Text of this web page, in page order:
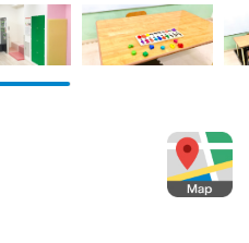
法に基づくサービスで、児童
と同じ「障害児通所支援」の
園、小学校など、お子さまが
ま向けのサービス「ペアレ
ムを提供しています。ペアレ
ライラを軽減し、自分もお子さ
分かれており、受給者証を
ます。
徒歩5分